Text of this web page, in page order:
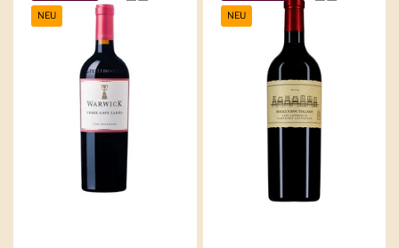
NEU NEU